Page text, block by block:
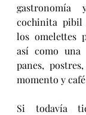
gastronomía
cochinita
los omelettes
así como una
panes,
momento y
Si todavía